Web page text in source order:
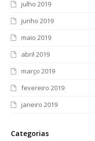
julho 2019
junho 2019
maio 2019
abril 2019
março 2019
fevereiro 2019
janeiro 2019
Categorias